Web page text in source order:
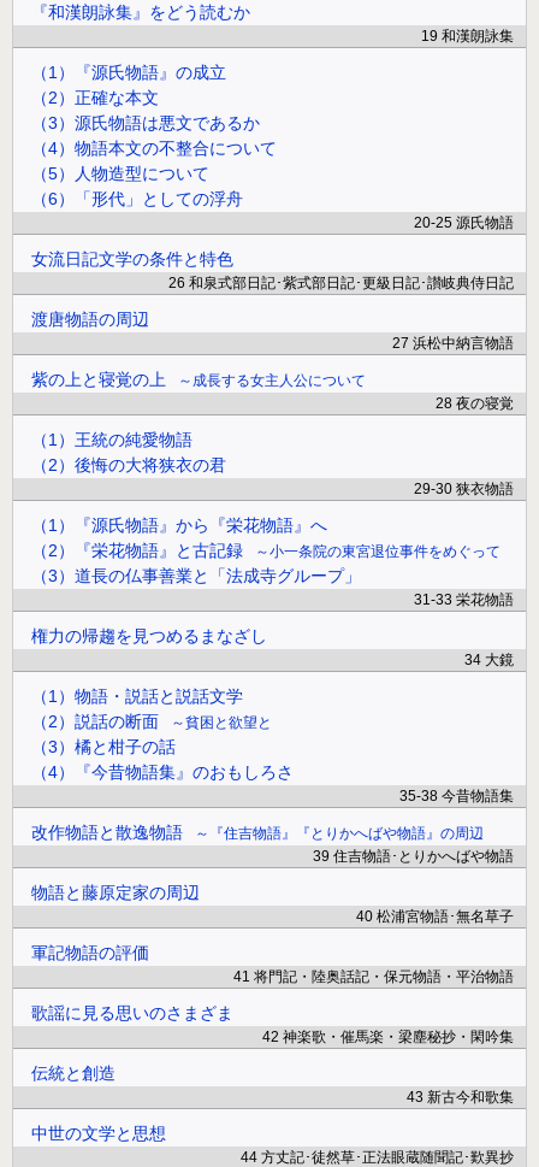
『和漢朗詠集』をどう読むか
19 和漢朗詠集
（1）『源氏物語』の成立
（2）正確な本文
（3）源氏物語は悪文であるか
（4）物語本文の不整合について
（5）人物造型について
（6）「形代」としての浮舟
20-25 源氏物語
女流日記文学の条件と特色
26 和泉式部日記･紫式部日記･更級日記･讃岐典侍日記
渡唐物語の周辺
27 浜松中納言物語
紫の上と寝覚の上
成長する女主人公について
28 夜の寝覚
（1）王統の純愛物語
（2）後悔の大将狭衣の君
29-30 狭衣物語
（1）『源氏物語』から『栄花物語』へ
（2）『栄花物語』と古記録
小一条院の東宮退位事件をめぐって
（3）道長の仏事善業と「法成寺グループ」
31-33 栄花物語
権力の帰趨を見つめるまなざし
34 大鏡
（1）物語・説話と説話文学
（2）説話の断面
貧困と欲望と
（3）橘と柑子の話
（4）『今昔物語集』のおもしろさ
35-38 今昔物語集
改作物語と散逸物語
『住吉物語』『とりかへばや物語』の周辺
39 住吉物語･とりかへばや物語
物語と藤原定家の周辺
40 松浦宮物語･無名草子
軍記物語の評価
41 将門記・陸奥話記・保元物語・平治物語
歌謡に見る思いのさまざま
42 神楽歌・催馬楽・梁塵秘抄・閑吟集
伝統と創造
43 新古今和歌集
中世の文学と思想
44 方丈記･徒然草･正法眼蔵随聞記･歎異抄